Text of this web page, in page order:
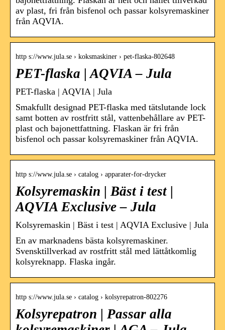
av plast, fri från bisfenol och passar kolsyremaskiner
från AQVIA.
http s://www.jula.se › koksmaskiner › pet-flaska-802648
PET-flaska | AQVIA – Jula
PET-flaska | AQVIA | Jula
Smakfullt designad PET-flaska med tätslutande lock
samt botten av rostfritt stål, vattenbehållare av PET-
plast och bajonettfattning. Flaskan är fri från
bisfenol och passar kolsyremaskiner från AQVIA.
http s://www.jula.se › catalog › apparater-for-drycker
Kolsyremaskin | Bäst i test |
AQVIA Exclusive – Jula
Kolsyremaskin | Bäst i test | AQVIA Exclusive | Jula
En av marknadens bästa kolsyremaskiner.
Svensktillverkad av rostfritt stål med lättåtkomlig
kolsyreknapp. Flaska ingår.
http s://www.jula.se › catalog › kolsyrepatron-802276
Kolsyrepatron | Passar alla